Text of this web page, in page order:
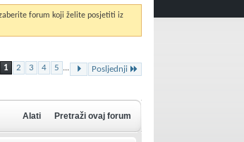
forum koji želite posjetiti iz
1 2 3 4 5 ... Posljednji
Alati Pretraži ovaj forum